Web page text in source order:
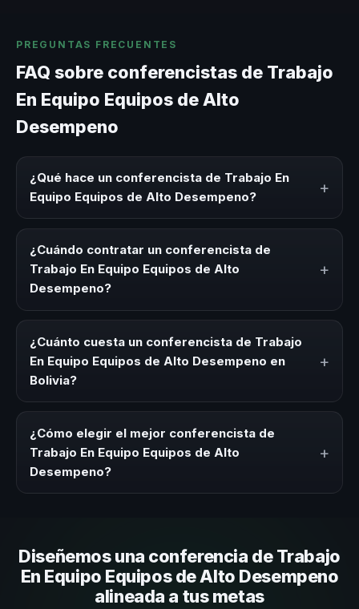
PREGUNTAS FRECUENTES
FAQ sobre conferencistas de Trabajo
En Equipo Equipos de Alto
Desempeno
¿Qué hace un conferencista de Trabajo En
Equipo Equipos de Alto Desempeno?
+
Desempeno es un experto que comparte conocimiento,
estrategias y experiencias sobre este tema en eventos
corporativos, convenciones y seminarios. Su objetivo es
generar reflexión, inspiración y herramientas aplicables
para la audiencia.
¿Cuándo contratar un conferencista de
Trabajo En Equipo Equipos de Alto
Desempeno?
+
Equipos de Alto Desempeno para kick-offs, convenciones
anuales, programas de desarrollo, eventos de integración
o cuando tu organización necesita impulsar un cambio
cultural relacionado con esta temática.
¿Cuánto cuesta un conferencista de Trabajo
En Equipo Equipos de Alto Desempeno en
Bolivia?
+
modalidad (presencial o virtual) y la duración del evento.
En CHM Bolivia ofrecemos asesoría estratégica sin costo
y una propuesta en menos de 24 horas adaptada a tu
presupuesto.
¿Cómo elegir el mejor conferencista de
Trabajo En Equipo Equipos de Alto
Desempeno?
+
organizacional. En CHM Bolivia te ayudamos con una
selección estratégica basada en estos criterios.
Diseñemos una conferencia de Trabajo
En Equipo Equipos de Alto Desempeno
alineada a tus metas